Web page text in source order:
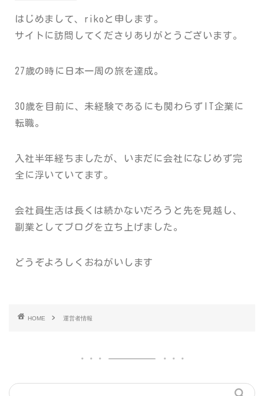
はじめまして、rikoと申します。
サイトに訪問してくださりありがとうございます。
27歳の時に日本一周の旅を達成。
30歳を目前に、未経験であるにも関わらずIT企業に
転職。
入社半年経ちましたが、いまだに会社になじめず完
全に浮いていてます。
会社員生活は長くは続かないだろうと先を見越し、
副業としてブログを立ち上げました。
どうぞよろしくおねがいします
HOME 運営者情報